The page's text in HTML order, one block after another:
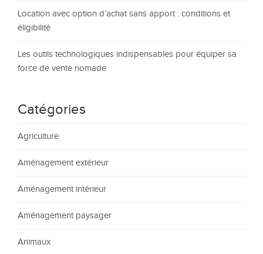
Location avec option d’achat sans apport : conditions et
éligibilité
Les outils technologiques indispensables pour équiper sa
force de vente nomade
Catégories
Agriculture
Aménagement extérieur
Aménagement intérieur
Aménagement paysager
Animaux